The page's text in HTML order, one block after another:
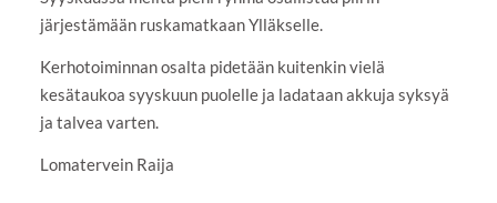
järjestämään ruskamatkaan Ylläkselle.
Kerhotoiminnan osalta pidetään kuitenkin vielä
kesätaukoa syyskuun puolelle ja ladataan akkuja syksyä
ja talvea varten.
Lomatervein Raija